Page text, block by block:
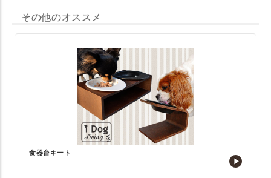
その他のオススメ
食器台キート